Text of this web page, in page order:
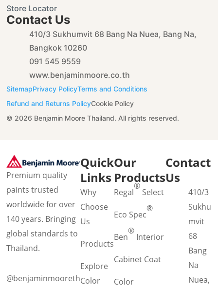
Store Locator
Contact Us
410/3 Sukhumvit 68 Bang Na Nuea, Bang Na,
Bangkok 10260
091 545 9559
www.benjaminmoore.co.th
SitemapPrivacy PolicyTerms and Conditions
Refund and Returns PolicyCookie Policy
© 2026 Benjamin Moore Thailand. All rights reserved.
Premium quality
paints trusted
worldwide for over
140 years. Bringing
global standards to
Thailand.
@benjaminmooreth
Quick
Links
Why
Choose
Us
Products
Explore
Color
Our
Products
Regal
®
Select
Eco Spec
®
Ben
®
Interior
Cabinet Coat
Color
Contact
Us
410/3
Sukhu
mvit
68
Bang
Na
Nuea,